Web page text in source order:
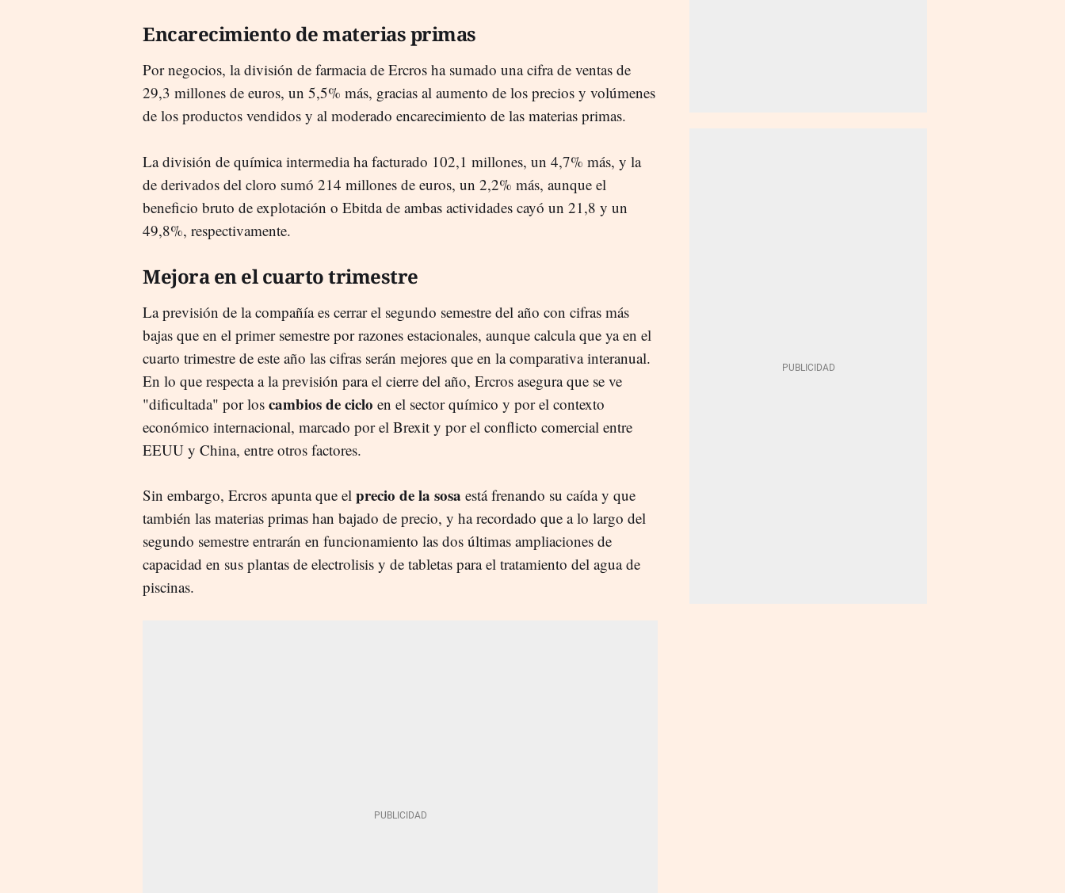
Encarecimiento de materias primas
Por negocios, la división de farmacia de Ercros ha sumado una cifra de ventas de
29,3 millones de euros, un 5,5% más, gracias al aumento de los precios y volúmenes
de los productos vendidos y al moderado encarecimiento de las materias primas.
La división de química intermedia ha facturado 102,1 millones, un 4,7% más, y la
de derivados del cloro sumó 214 millones de euros, un 2,2% más, aunque el
beneficio bruto de explotación o Ebitda de ambas actividades cayó un 21,8 y un
49,8%, respectivamente.
Mejora en el cuarto trimestre
La previsión de la compañía es cerrar el segundo semestre del año con cifras más
bajas que en el primer semestre por razones estacionales, aunque calcula que ya en el
cuarto trimestre de este año las cifras serán mejores que en la comparativa interanual.
En lo que respecta a la previsión para el cierre del año, Ercros asegura que se ve
"dificultada" por los cambios de ciclo en el sector químico y por el contexto
económico internacional, marcado por el Brexit y por el conflicto comercial entre
EEUU y China, entre otros factores.
Sin embargo, Ercros apunta que el precio de la sosa está frenando su caída y que
también las materias primas han bajado de precio, y ha recordado que a lo largo del
segundo semestre entrarán en funcionamiento las dos últimas ampliaciones de
capacidad en sus plantas de electrolisis y de tabletas para el tratamiento del agua de
piscinas.